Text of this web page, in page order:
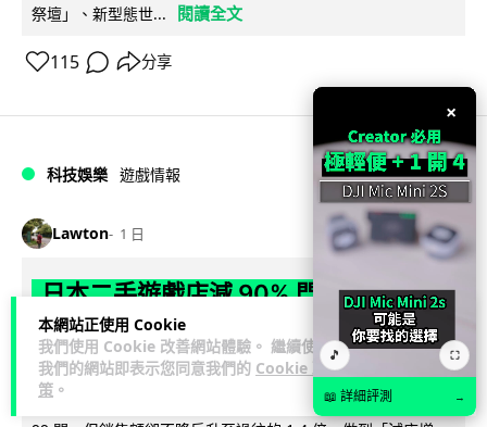
本網站正使用 Cookie
我們使用 Cookie 改善網站體驗。 繼續使用
我們的網站即表示您同意我們的 Cookie 政
策 。
祭壇」、新型態世...
閱讀全文
115 分享
科技娛樂 遊戲情報
Lawton 1 日
日本二手遊戲店減 90% 門市 業績反增
四成 "懷舊"在 Z 世代變成最潮「新鮮
感」
日本零售巨頭 GEO 將懷舊遊戲銷售門市從 1,000 間大幅減至
×
🎵 ⛶
📖 詳細評測 →